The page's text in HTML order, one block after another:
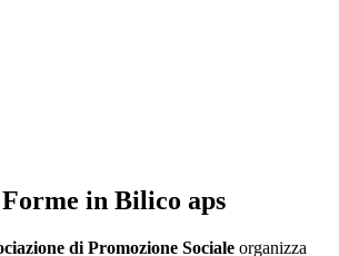
in Bilico aps
di Promozione Sociale organizza